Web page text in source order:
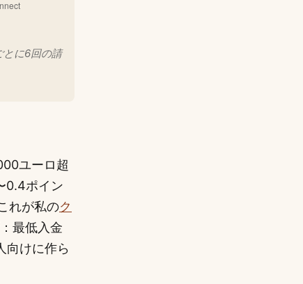
とに6回の請
ユーロ超
0.4ポイン
れが私のク
最低入金
向けに作ら